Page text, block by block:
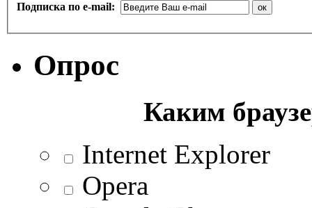
Подписка по e-mail:
Опрос
Каким
Internet Explorer
Opera